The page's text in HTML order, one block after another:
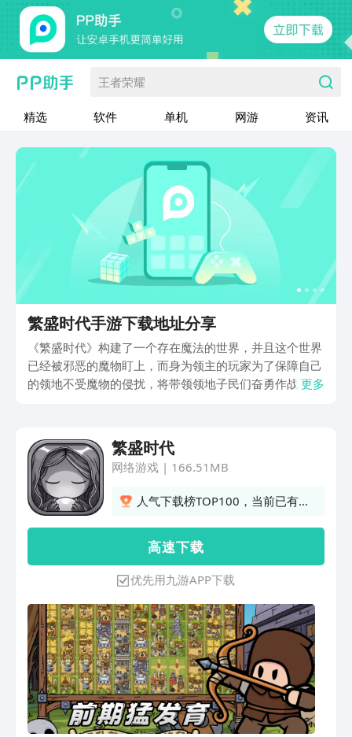
王者荣耀
精选 软件 单机 网游 资讯
繁盛时代手游下载地址分享
《繁盛时代》构建了一个存在魔法的世界，并且这个世界
已经被邪恶的魔物盯上，而身为领主的玩家为了保障自己
的领地不受魔物的侵扰，将带领领地子民们奋勇作战，与
以玩到它了。
更多
繁盛时代
网络游戏| 166.51MB
人气下载榜TOP100，当前已有1
高 速 下 载
优先用九游APP下载